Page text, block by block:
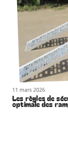
11 mars 2026
Les règles de
optimale des